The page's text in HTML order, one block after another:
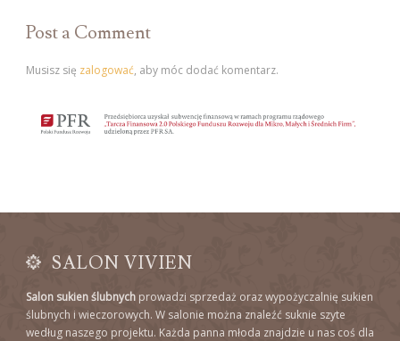
Post a Comment
Musisz się zalogować, aby móc dodać komentarz.
SALON VIVIEN
Salon sukien ślubnych prowadzi sprzedaż oraz wypożyczalnię sukien
ślubnych i wieczorowych. W salonie można znaleźć suknie szyte
według naszego projektu. Każda panna młoda znajdzie u nas coś dla